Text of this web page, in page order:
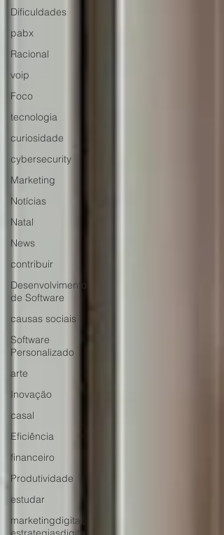
Dificuldades
pabx
Racional
voip
Foco
tecnologia
curiosidade
cybersecurity
Marketing
Notícias
Natal
News
contribuir
Desenvolvimento
de Software
causas sociais
Software
Personalizado
arte
Inovação
casal
Eficiência
financeiro
Produtividade
estudar
marketingdigital,